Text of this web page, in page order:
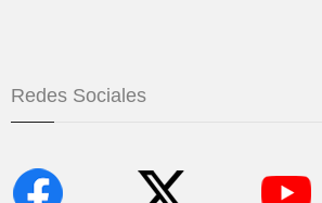
Redes Sociales